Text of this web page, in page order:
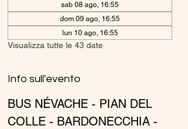
sab 08 ago, 16:55
dom 09 ago, 16:55
lun 10 ago, 16:55
Visualizza tutte le 43 date
Info sull'evento
BUS NÉVACHE - PIAN DEL
COLLE - BARDONECCHIA -